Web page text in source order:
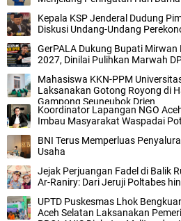
Kepala KSP Jenderal Dudung
Diskusi Undang-Undang
GerPALA Dukung Bupati
2027, Dinilai Pulihkan Marwah
Mahasiswa KKN-PPM
Laksanakan Gotong Royong di
Gampong Seuneubok Drien
Koordinator Lapangan NGO
Imbau Masyarakat Waspadai
BNI Terus Memperluas
Usaha
Jejak Perjuangan Fadel di Balik
Ar-Raniry: Dari Jeruji Poltabes
UPTD Puskesmas Lhok
Aceh Selatan Laksanakan